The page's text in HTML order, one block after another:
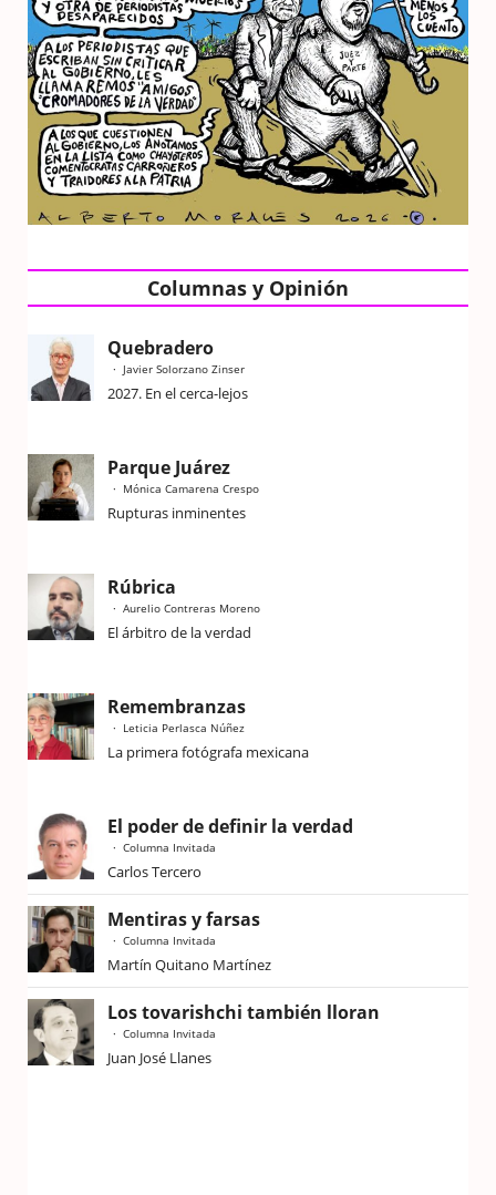
Columnas y Opinión
Quebradero
Javier Solorzano Zinser
2027. En el cerca-lejos
Parque Juárez
Mónica Camarena Crespo
Rupturas inminentes
Rúbrica
Aurelio Contreras Moreno
El árbitro de la verdad
Remembranzas
Leticia Perlasca Núñez
La primera fotógrafa mexicana
El poder de definir la verdad
Columna Invitada
Carlos Tercero
Mentiras y farsas
Columna Invitada
Martín Quitano Martínez
Los tovarishchi también lloran
Columna Invitada
Juan José Llanes